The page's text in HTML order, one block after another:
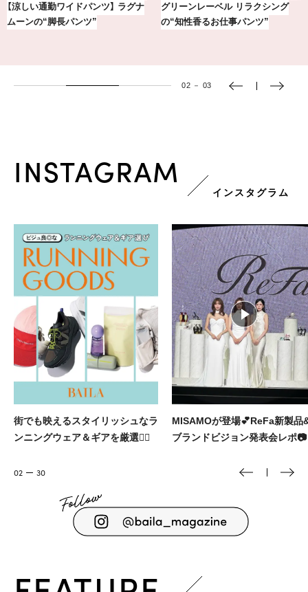
【銀座かねまつ】おしゃれ＆快適な
黒スニーカー4選
気分が上がる「フルラ」のアイウェ
アを「眼鏡市場」で探して。
03 － 03
INSTAGRAM
インスタグラム
MISAMOが登場💕ReFa新製品&
ブランドビジョン発表会レポ📷️
大人に似合う本命ブランドの
アクセをBAILAが厳選🎀
03 30